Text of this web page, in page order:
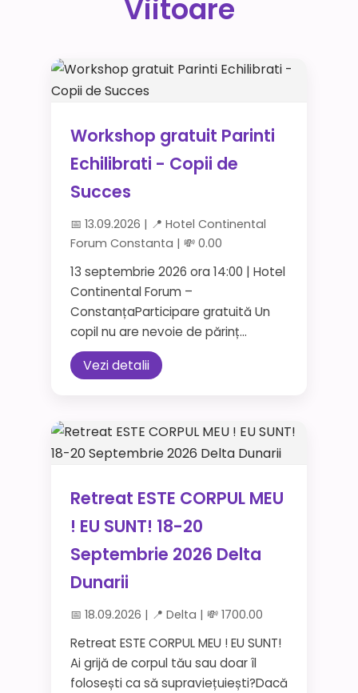
Viitoare
Workshop gratuit Parinti
Echilibrati - Copii de
Succes
📅 13.09.2026 | 📍 Hotel Continental
Forum Constanta | 💸 0.00
13 septembrie 2026 ora 14:00 | Hotel
Continental Forum –
ConstanțaParticipare gratuită Un
copil nu are nevoie de părinț...
Vezi detalii
Retreat ESTE CORPUL MEU
! EU SUNT! 18-20
Septembrie 2026 Delta
Dunarii
📅 18.09.2026 | 📍 Delta | 💸 1700.00
Retreat ESTE CORPUL MEU ! EU SUNT!
Ai grijă de corpul tău sau doar îl
folosești ca să supraviețuiești?Dacă